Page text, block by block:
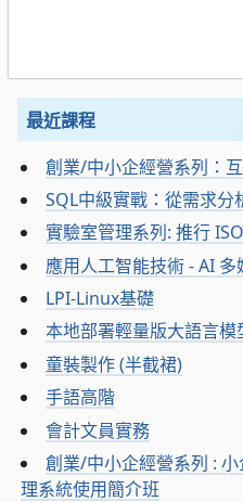
最近課程
創業/中小企經營系列：
SQL中級實戰：從需求分
實驗室管理系列: 推行
應用人工智能技術 - AI
LPI-Linux基礎
本地部署輕量版大語言模
童裝製作 (半截裙)
手語高階
會計文員實務
創業/中小企經營系列 :
理系統使用簡介班